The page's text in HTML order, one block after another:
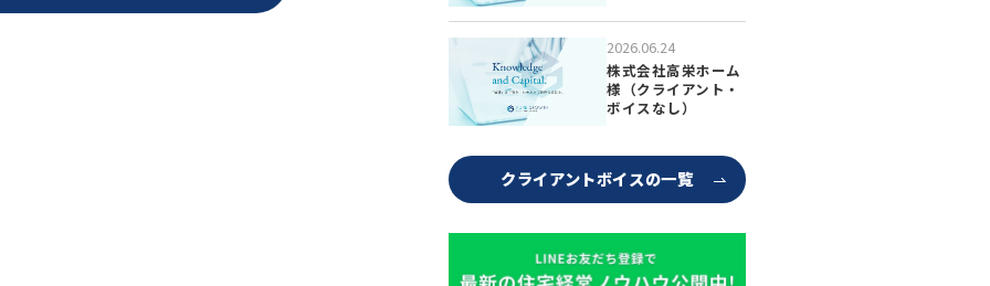
2026.06.24
株式会社高栄ホーム
様（クライアント・
ボイスなし）
クライアントボイスの一覧